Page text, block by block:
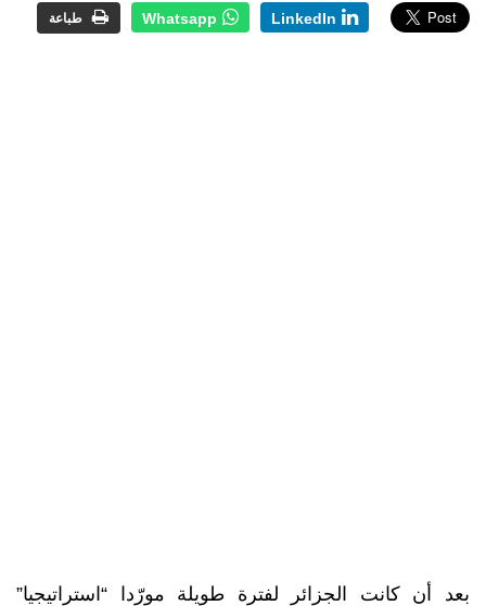
LinkedIn
Whatsapp طباعة
بعد أن كانت الجزائر لفترة طويلة مورّدا “استراتيجيا”